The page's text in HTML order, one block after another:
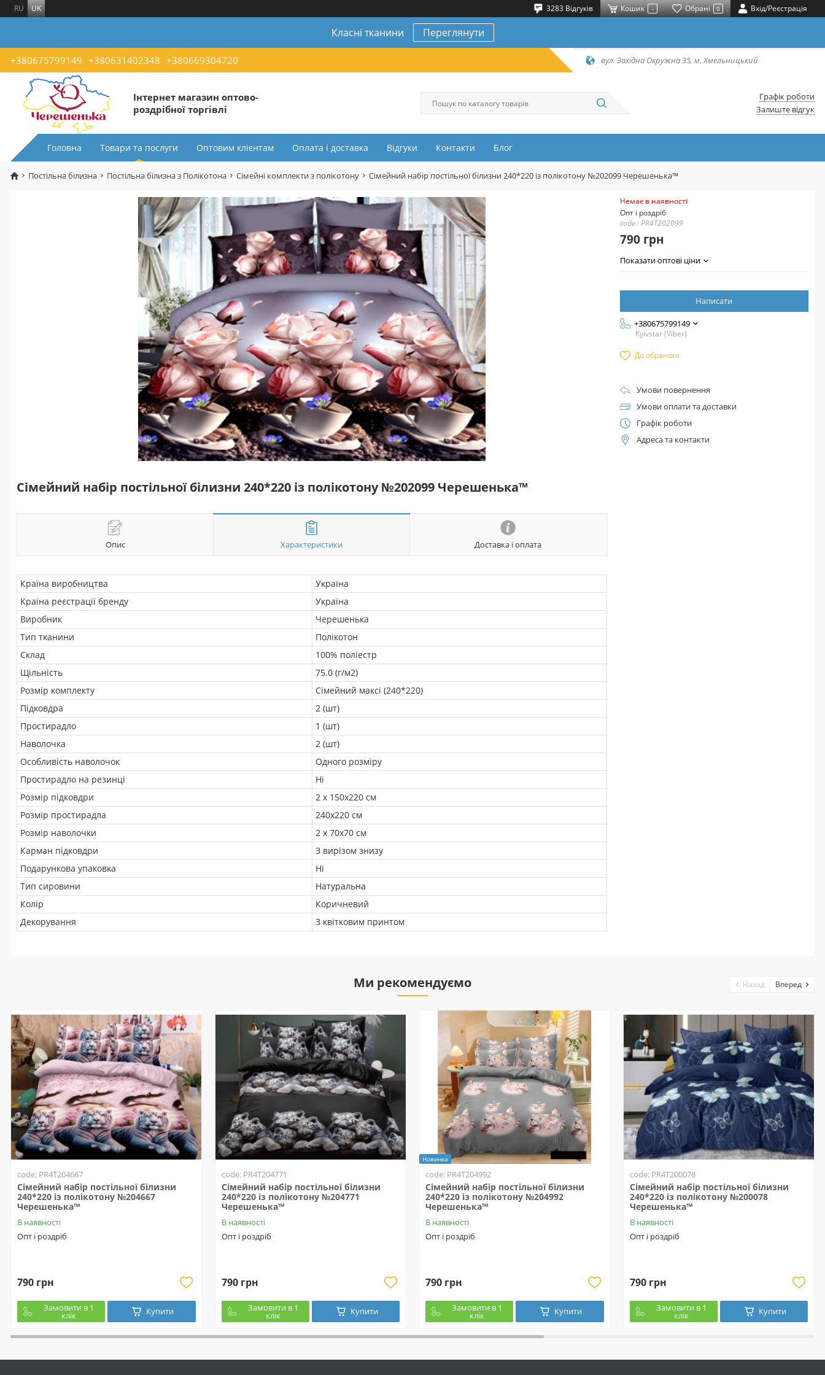
RU UK 3283 Відгуків Кошик - Обрані 0 Вхід/Реєстрація
Класні тканини Переглянути
+380675799149 +380631402348 +380669304720 вул. Західна Окружна 35, м. Хмельницький
Інтернет магазин оптово-
роздрібної торгівлі
Графік роботи
Залиште відгук
Головна Товари та послуги Оптовим клієнтам Оплата і доставка Відгуки Контакти Блог
Постільна білизна Постільна білизна з Полікотона Сімейні комплекти з полікотону Сімейний набір постільної білизни 240*220 із полікотону №202099 Черешенька™
Сімейний набір постільної білизни 240*220 із полікотону №202099 Черешенька™
Опис Характеристики Доставка і оплата
Країна виробництва
Україна
Країна реєстрації бренду
Україна
Виробник
Черешенька
Тип тканини
Полікотон
Склад
100% поліестр
Щільність
75.0 (г/м2)
Розмір комплекту
Сімейний максі (240*220)
Підковдра
2 (шт)
Простирадло
1 (шт)
Наволочка
2 (шт)
Особливість наволочок
Одного розміру
Простирадло на резинці
Ні
Розмір підковдри
2 х 150х220 см
Розмір простирадла
240х220 см
Розмір наволочки
2 х 70х70 см
Карман підковдри
З вирізом знизу
Подарункова упаковка
Ні
Тип сировини
Натуральна
Колір
Коричневий
Декорування
З квітковим принтом
Немає в наявності
Опт і роздріб
code : PR4T202099
790 грн
Показати оптові ціни
Написати
+380675799149
Kyivstar (Viber)
До обраного
Умови повернення
Умови оплати та доставки
Графік роботи
Адреса та контакти
Ми рекомендуємо
code: PR4T204667
Сімейний набір постільної білизни
240*220 із полікотону №204667
Черешенька™
В наявності
Опт і роздріб
790 грн
Замовити в 1
клік Купити
code: PR4T204771
Сімейний набір постільної білизни
240*220 із полікотону №204771
Черешенька™
В наявності
Опт і роздріб
790 грн
Замовити в 1
клік Купити
Новинка
code: PR4T204992
Сімейний набір постільної білизни
240*220 із полікотону №204992
Черешенька™
В наявності
Опт і роздріб
790 грн
Замовити в 1
клік Купити
code: PR4T200078
Сімейний набір постільної білизни
240*220 із полікотону №200078
Черешенька™
В наявності
Опт і роздріб
790 грн
Замовити в 1
клік Купити
Назад Вперед